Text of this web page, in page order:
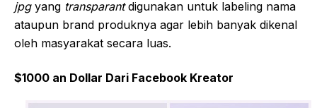
jpgyang transparantdigunakan untuk labeling nama
ataupun brand produknya agar lebih banyak dikenal
oleh masyarakat secara luas.
$1000 an Dollar Dari Facebook Kreator